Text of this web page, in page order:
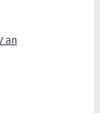
/ an